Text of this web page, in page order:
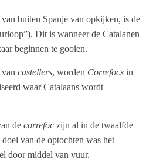
buiten Spanje van opkijken, is de
Dit is wanneer de Catalanen
beginnen te gooien.
castellers, worden Correfocs in
waar Catalaans wordt
de correfoc zijn al in de twaalfde
van de optochten was het
door middel van vuur.